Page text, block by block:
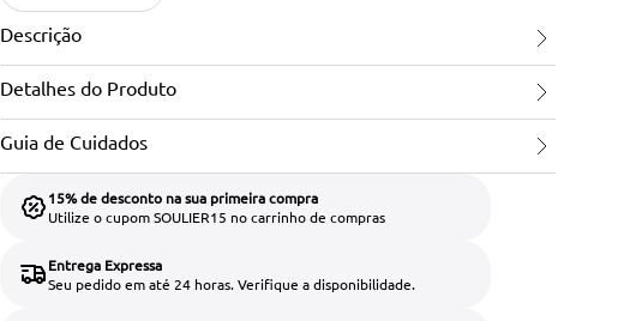
Descrição
Detalhes do Produto
Guia de Cuidados
15% de desconto na sua primeira compra
Utilize o cupom SOULIER15 no carrinho de compras
Entrega Expressa
Seu pedido em até 24 horas. Verifique a disponibilidade.